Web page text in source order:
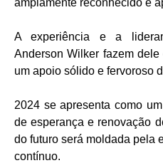
amplamente reconhecido e
A experiência e a
Anderson Wilker fazem
um apoio sólido e fervoroso
2024 se apresenta como
de esperança e renovação
do futuro será moldada pela
contínuo.